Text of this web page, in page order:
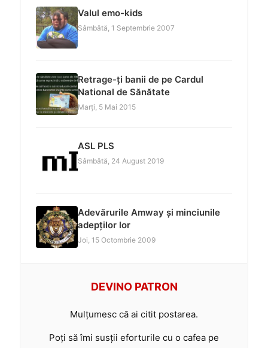
Valul emo-kids
Sâmbătă, 1 Septembrie 2007
Retrage-ți banii de pe Cardul
National de Sănătate
Marți, 5 Mai 2015
ASL PLS
Sâmbătă, 24 August 2019
Adevărurile Amway și minciunile
adepților lor
Joi, 15 Octombrie 2009
DEVINO PATRON
Mulțumesc că ai citit postarea.
Poți să îmi susții eforturile cu o cafea pe